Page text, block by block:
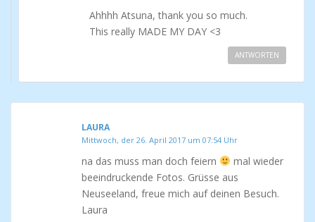
Ahhhh Atsuna, thank you so much.
This really MADE MY DAY <3
ANTWORTEN
LAURA
Mittwoch, der 26. April 2017 um 07:54 Uhr
na das muss man doch feiern
mal wieder
beeindruckende Fotos. Grüsse aus
Neuseeland, freue mich auf deinen Besuch.
Laura